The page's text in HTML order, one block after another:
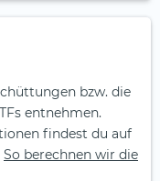
bzw. die
entnehmen.
findest du auf
So berechnen wir die